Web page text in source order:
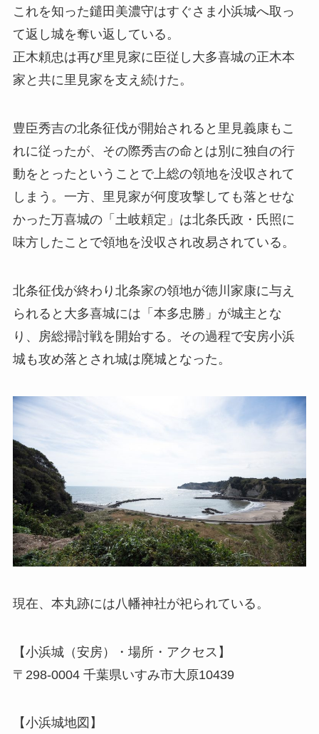
これを知った鑓田美濃守はすぐさま小浜城へ取っ
て返し城を奪い返している。
正木頼忠は再び里見家に臣従し大多喜城の正木本
家と共に里見家を支え続けた。
豊臣秀吉の北条征伐が開始されると里見義康もこ
れに従ったが、その際秀吉の命とは別に独自の行
動をとったということで上総の領地を没収されて
しまう。一方、里見家が何度攻撃しても落とせな
かった万喜城の「土岐頼定」は北条氏政・氏照に
味方したことで領地を没収され改易されている。
北条征伐が終わり北条家の領地が徳川家康に与え
られると大多喜城には「本多忠勝」が城主とな
り、房総掃討戦を開始する。その過程で安房小浜
城も攻め落とされ城は廃城となった。
現在、本丸跡には八幡神社が祀られている。
【小浜城（安房）・場所・アクセス】
〒298-0004 千葉県いすみ市大原10439
【小浜城地図】